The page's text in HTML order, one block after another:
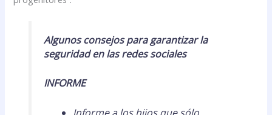
Algunos consejos para garantizar la
seguridad en las redes sociales
INFORME